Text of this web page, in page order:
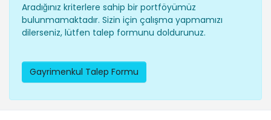
Aradığınız kriterlere sahip bir portföyümüz
bulunmamaktadır. Sizin için çalışma yapmamızı
dilerseniz, lütfen talep formunu doldurunuz.
Gayrimenkul Talep Formu